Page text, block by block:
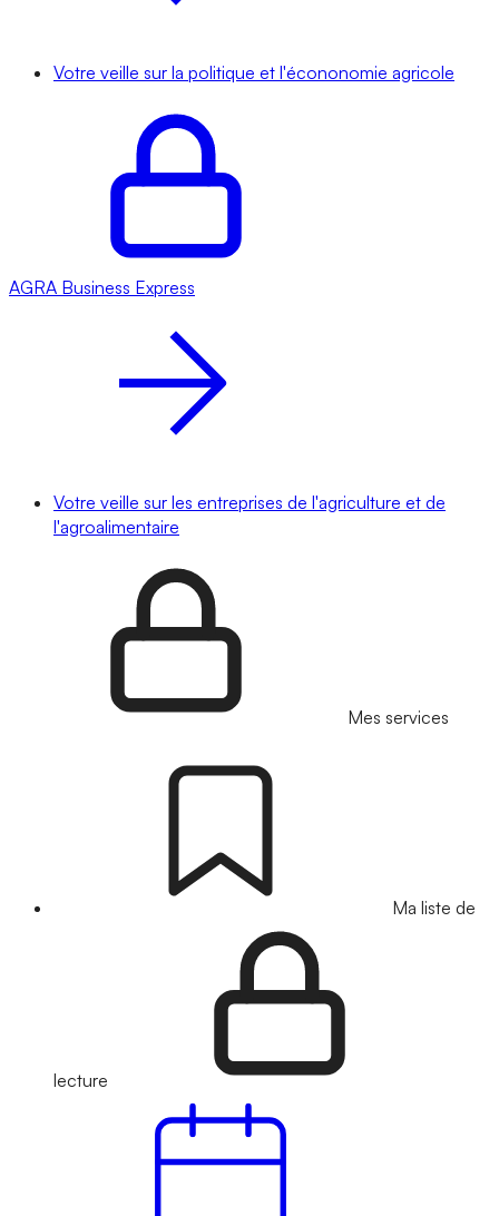
Votre veille sur la politique et l'écononomie agricole
AGRA Business Express
Votre veille sur les entreprises de l'agriculture et de
l'agroalimentaire
Mes services
Ma liste de
lecture